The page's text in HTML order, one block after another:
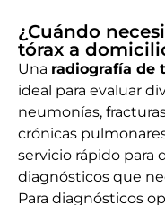
¿Cuándo
tórax a
Una radiografía de
ideal para evaluar
neumonías,
crónicas
servicio rápido para
diagnósticos que
Para diagnósticos